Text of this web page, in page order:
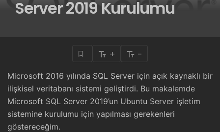
Server 2019 Kurulumu
+ -
Microsoft 2016 yılında SQL Server için açık kaynaklı bir
ilişkisel veritabanı sistemi geliştirdi. Bu makalemde
Microsoft SQL Server 2019’un Ubuntu Server işletim
sistemine kurulumu için yapılması gerekenleri
göstereceğim.